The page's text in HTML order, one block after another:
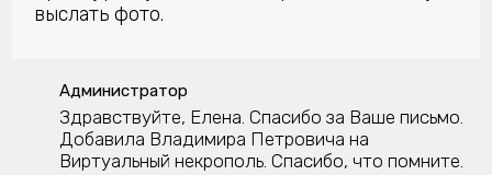
выслать фото.
Администратор
Здравствуйте, Елена. Спасибо за Ваше письмо.
Добавила Владимира Петровича на
Виртуальный некрополь. Спасибо, что помните.